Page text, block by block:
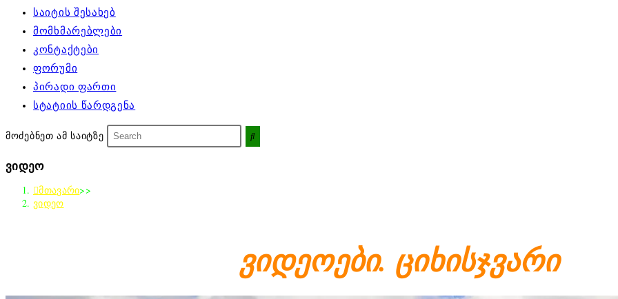
საიტის შესახებ
მომხმარებლები
კონტაქტები
ფორუმი
პირადი ფართი
სტატიის წარდგენა
მოძებნეთ ამ საიტზე
ვიდეო
მთავარი>>
ვიდეო
ვიდეოები. ციხისჯვარი